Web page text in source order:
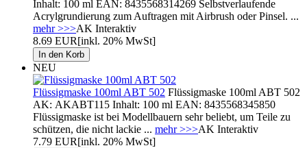
Inhalt: 100 ml EAN: 8435568314269 Selbstverlaufende
Acrylgrundierung zum Auftragen mit Airbrush oder Pinsel. ...
mehr >>>AK Interaktiv
8.69 EUR[inkl. 20% MwSt]
NEU
Flüssigmaske 100ml ABT 502 Flüssigmaske 100ml ABT 502
AK: AKABT115 Inhalt: 100 ml EAN: 8435568345850
Flüssigmaske ist bei Modellbauern sehr beliebt, um Teile zu
schützen, die nicht lackie ... mehr >>>AK Interaktiv
7.79 EUR[inkl. 20% MwSt]